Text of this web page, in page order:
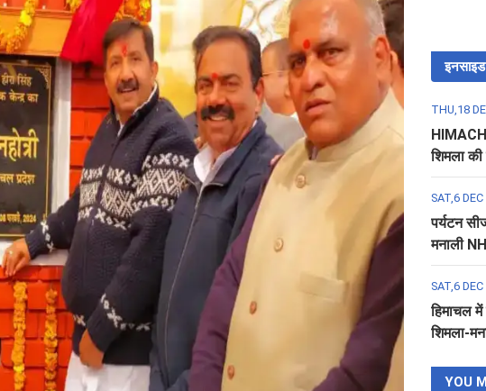
THU,18
शिमला की
अलर्ट
SAT,6
पर्यटन
मनाली
SAT,6
हिमाचल
शिमला-
YOU